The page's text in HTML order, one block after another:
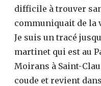
difficile à trouver
communiquait de la
Je suis un tracé
martinet qui est au
Moirans à Saint-
coude et revient